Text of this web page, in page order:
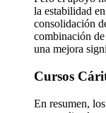
la estabilidad
consolidación
combinación
una mejora
Cursos
En resumen, los